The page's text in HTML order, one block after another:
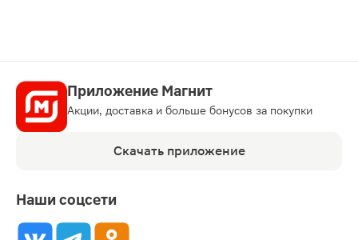
Приложение Магнит
Акции, доставка и больше бонусов за покупки
Скачать приложение
Наши соцсети